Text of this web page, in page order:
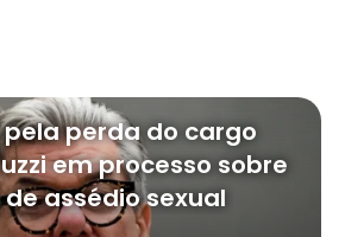
pela perda do cargo
em processo sobre
assédio sexual